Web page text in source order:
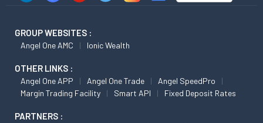
GROUP WEBSITES :
Angel One AMC Ionic Wealth
OTHER LINKS :
Angel One APP Angel One Trade
Angel SpeedPro
Margin Trading Facility
Smart API Fixed Deposit Rates
PARTNERS :